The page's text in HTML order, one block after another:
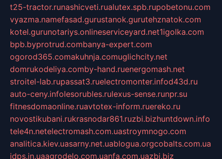
t25-tractor.runashicveti.rualutex.spb.rupobetonu.com
vyazma.namefasad.gurustanok.gurutehznatok.com
kotel.gurunotariys.onlineserviceyard.net1igolka.com
bpb.byprotrud.combanya-expert.com
ogorod365.comakuhnja.comuglichcity.net
domrukodeliya.comby-hand.ruenergomash.net
stroitel-lab.rupassat3.ruelectromonter.infod43d.ru
auto-ceny.infolesorubles.rulexus-sense.runpr.su
fitnesdomaonline.ruavtotex-inform.ruereko.ru
novostikubani.rukrasnodar861.ruzbi.bizhuntdown.info
tele4n.netelectromash.com.uastroymnogo.com
analitica.kiev.uasarny.net.uablogua.orgcobalts.com.ua
idps.in.uaagrodelo.com.uanfa.com.uazbi.biz